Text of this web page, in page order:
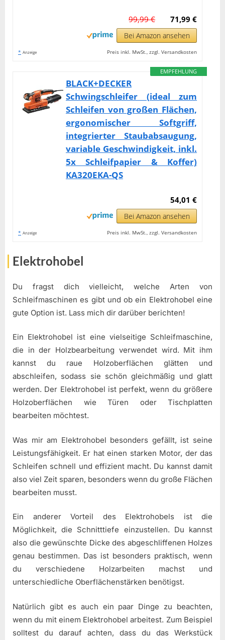
71,99 €
99,99 €
Bei Amazon ansehen
* Anzeige Preis inkl. MwSt., zzgl. Versandkosten
EMPFEHLUNG
BLACK+DECKER
Schwingschleifer (ideal zum
Schleifen von großen Flächen,
ergonomischer Softgriff,
integrierter Staubabsaugung,
variable Geschwindigkeit, inkl.
5x Schleifpapier & Koffer)
KA320EKA-QS
54,01 €
Bei Amazon ansehen
* Anzeige Preis inkl. MwSt., zzgl. Versandkosten
Elektrohobel
Du fragst dich vielleicht, welche Arten von
Schleifmaschinen es gibt und ob ein Elektrohobel eine
gute Option ist. Lass mich dir darüber berichten!
Ein Elektrohobel ist eine vielseitige Schleifmaschine,
die in der Holzbearbeitung verwendet wird. Mit ihm
kannst du raue Holzoberflächen glätten und
abschleifen, sodass sie schön gleichmäßig und glatt
werden. Der Elektrohobel ist perfekt, wenn du größere
Holzoberflächen wie Türen oder Tischplatten
bearbeiten möchtest.
Was mir am Elektrohobel besonders gefällt, ist seine
Leistungsfähigkeit. Er hat einen starken Motor, der das
Schleifen schnell und effizient macht. Du kannst damit
also viel Zeit sparen, besonders wenn du große Flächen
bearbeiten musst.
Ein anderer Vorteil des Elektrohobels ist die
Möglichkeit, die Schnitttiefe einzustellen. Du kannst
also die gewünschte Dicke des abgeschliffenen Holzes
genau bestimmen. Das ist besonders praktisch, wenn
du verschiedene Holzarbeiten machst und
unterschiedliche Oberflächenstärken benötigst.
Natürlich gibt es auch ein paar Dinge zu beachten,
wenn du mit einem Elektrohobel arbeitest. Zum Beispiel
solltest du darauf achten, dass du das Werkstück